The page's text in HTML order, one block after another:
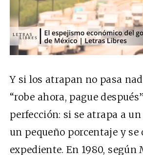
Y si los atrapan no pasa
“robe ahora, pague
perfección: si se atrapa a
un pequeño porcentaje y se
expediente. En 1980, según